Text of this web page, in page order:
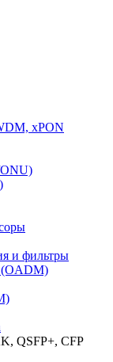
xPON
ONU)
и фильтры
(OADM)